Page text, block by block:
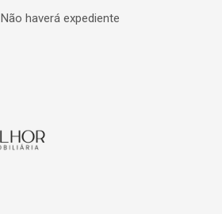
Não haverá expediente